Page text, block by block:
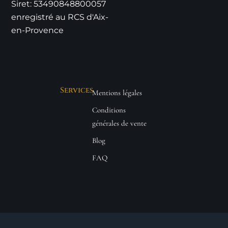
Siret: 53490848800057
enregistré au RCS d'Aix-
en-Provence
ServicesMentions légales
Conditions
générales de vente
Blog
FAQ